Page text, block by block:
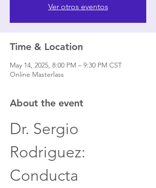
Ver otros eventos
Time & Location
May 14, 2025, 8:00 PM – 9:30 PM CST
Online Masterlass
About the event
Dr. Sergio
Rodriguez:
Conducta